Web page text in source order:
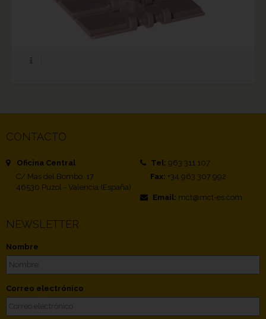
CONTACTO
Oficina Central
C/ Mas del Bombo, 17
46530 Puzol - Valencia (España)
Tel: 963 311 107
Fax: +34 963 307 992
Email: mct@mct-es.com
NEWSLETTER
Nombre
Correo electrónico